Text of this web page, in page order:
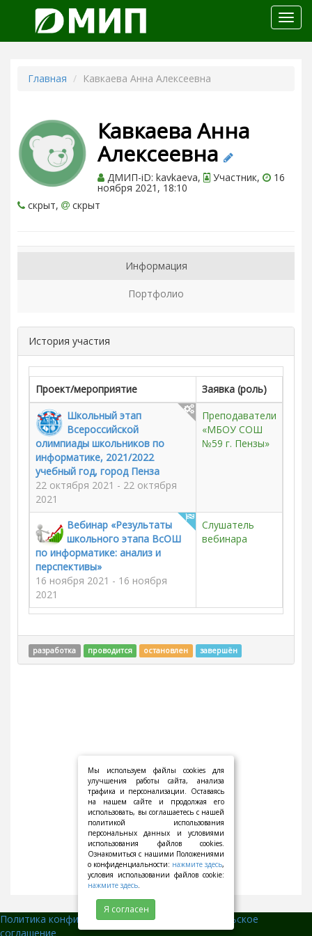
меню
Главная Кавкаева Анна Алексеевна
Кавкаева Анна
Алексеевна
ДМИП-iD: kavkaeva, Участник, 16
ноября 2021, 18:10
скрыт,
скрыт
Информация
Портфолио
История участия
Проект/мероприятие
Заявка (роль)
Школьный этап
Всероссийской
олимпиады школьников по
информатике, 2021/2022
учебный год, город Пенза
22 октября 2021 - 22 октября
2021
Преподаватели
«МБОУ СОШ
№59 г. Пензы»
Вебинар «Результаты
школьного этапа ВсОШ
по информатике: анализ и
перспективы»
16 ноября 2021 - 16 ноября
2021
Слушатель
вебинара
разработка проводится остановлен завершён
Политика конфиденциальности||
Пользовательское
соглашение
Мы используем файлы cookies для
улучшения работы сайта, анализа
трафика и персонализации. Оставаясь
на нашем сайте и продолжая его
использовать, вы соглашаетесь с нашей
политикой использования
персональных данных и условиями
использования файлов cookies.
Ознакомиться с нашими Положениями
о конфиденциальности: нажмите здесь,
условия использовании файлов cookie:
нажмите здесь.
Я согласен